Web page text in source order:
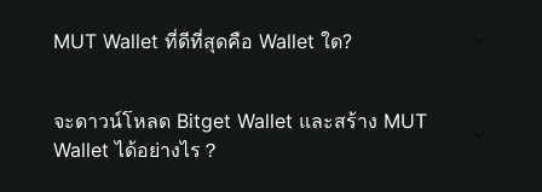
MUT Wallet ที่ดีที่สุดคือ Wallet ใด?
จะดาวน์โหลด Bitget Wallet และสร้าง MUT
Wallet ได้อย่างไร？